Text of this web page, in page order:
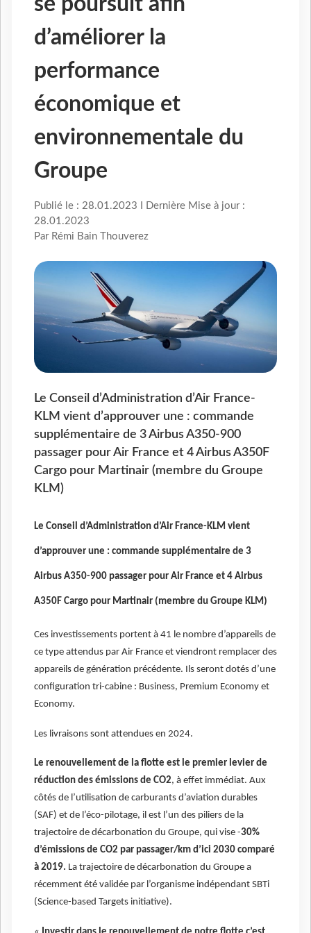
d’améliorer la
performance
économique et
environnementale du
Groupe
Publié le : 28.01.2023 I Dernière Mise à jour :
28.01.2023
Par Rémi Bain Thouverez
Le Conseil d’Administration d’Air France-
KLM vient d’approuver une : commande
supplémentaire de 3 Airbus A350-900
passager pour Air France et 4 Airbus A350F
Cargo pour Martinair (membre du Groupe
KLM)
Le Conseil d’Administration d’Air France-KLM vient
d’approuver une : commande supplémentaire de 3
Airbus A350-900 passager pour Air France et 4 Airbus
A350F Cargo pour Martinair (membre du Groupe KLM)
Ces investissements portent à 41 le nombre d’appareils de
ce type attendus par Air France et viendront remplacer des
appareils de génération précédente. Ils seront dotés d’une
configuration tri-cabine : Business, Premium Economy et
Economy.
Les livraisons sont attendues en 2024.
Le renouvellement de la flotte est le premier levier de
réduction des émissions de CO2, à effet immédiat. Aux
côtés de l’utilisation de carburants d’aviation durables
(SAF) et de l’éco-pilotage, il est l’un des piliers de la
trajectoire de décarbonation du Groupe, qui vise -30%
d’émissions de CO2 par passager/km d’ici 2030 comparé
à 2019. La trajectoire de décarbonation du Groupe a
récemment été validée par l’organisme indépendant SBTi
(Science-based Targets initiative).